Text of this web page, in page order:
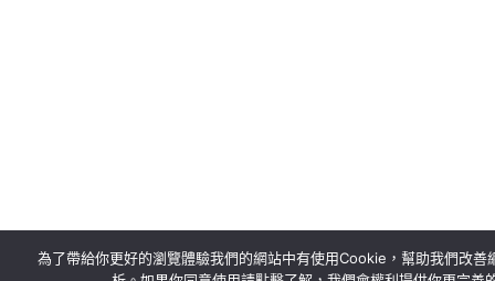
為了帶給你更好的瀏覽體驗我們的網站中有使用Cookie，幫助我們改善